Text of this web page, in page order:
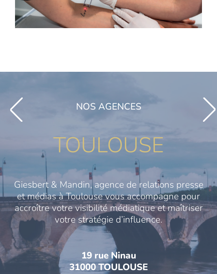
NOS AGENCES
TOULOUSE
Giesbert & Mandin, agence de relations presse
et médias à Toulouse vous accompagne pour
accroître votre visibilité médiatique et maîtriser
votre stratégie d’influence.
19 rue Ninau
31000 TOULOUSE